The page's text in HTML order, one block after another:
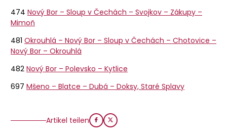
474 Nový Bor – Sloup v Čechách – Svojkov – Zákupy –
Mimoň
481 Okrouhlá – Nový Bor – Sloup v Čechách – Chotovice –
Nový Bor – Okrouhlá
482 Nový Bor – Polevsko – Kytlice
697 Mšeno – Blatce – Dubá – Doksy, Staré Splavy
Artikel teilen